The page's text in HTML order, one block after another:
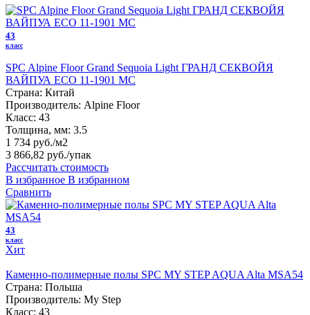
43
класс
SPC Alpine Floor Grand Sequoia Light ГРАНД СЕКВОЙЯ
ВАЙПУА ЕСО 11-1901 MC
Страна: Китай
Производитель: Alpine Floor
Класс: 43
Толщина, мм: 3.5
1 734 руб./м2
3 866,82 руб./упак
Рассчитать стоимость
В избранное В избранном
Сравнить
43
класс
Хит
Каменно-полимерные полы SPC MY STEP AQUA Alta MSA54
Страна: Польша
Производитель: My Step
Класс: 43